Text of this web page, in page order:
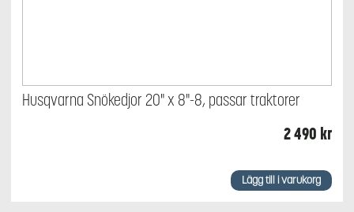
Husqvarna Snökedjor 20" x 8"-8, passar traktorer
2 490 kr
Lägg till i varukorg